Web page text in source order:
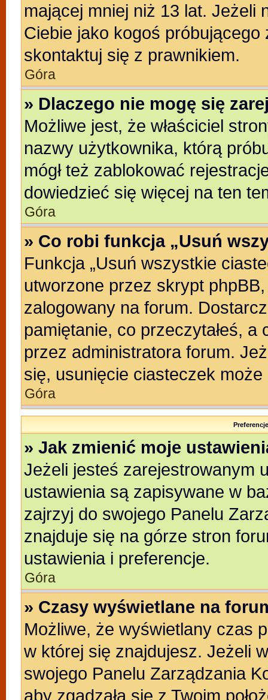
mającej mniej niż 13 lat. Jeżeli
Ciebie jako kogoś
skontaktuj się z prawnikiem.
Góra
» Dlaczego nie mogę się
Możliwe jest, że właściciel
nazwy użytkownika, którą
mógł też zablokować
dowiedzieć się więcej na ten
Góra
» Co robi funkcja „Usuń
Funkcja „Usuń wszystkie
utworzone przez skrypt
zalogowany na forum.
pamiętanie, co przeczytałeś, a
przez administratora forum.
się, usunięcie ciasteczek może
Góra
» Jak zmienić moje
Jeżeli jesteś zarejestrowanym
ustawienia są zapisywane w
zajrzyj do swojego Panelu
znajduje się na górze stron
ustawienia i preferencje.
Góra
» Czasy wyświetlane na
Możliwe, że wyświetlany czas
w której się znajdujesz. Jeżeli
swojego Panelu Zarządzania
aby zgadzała się z Twoim